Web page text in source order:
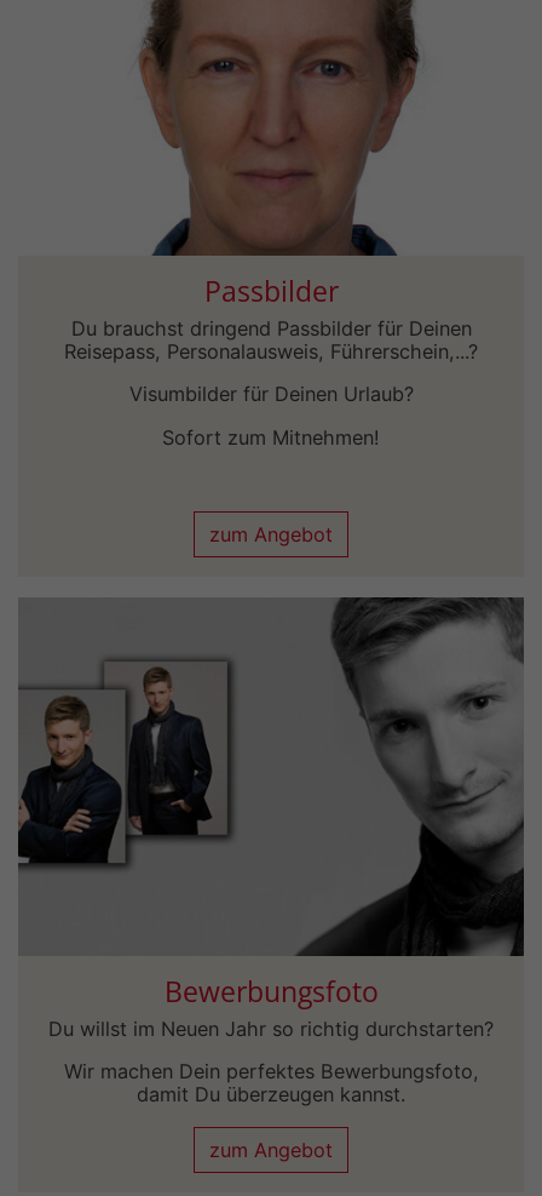
Passbilder
Du brauchst dringend Passbilder für Deinen
Reisepass, Personalausweis, Führerschein,...?
Visumbilder für Deinen Urlaub?
Sofort zum Mitnehmen!
zum Angebot
Bewerbungsfoto
Du willst im Neuen Jahr so richtig durchstarten?
Wir machen Dein perfektes Bewerbungsfoto,
damit Du überzeugen kannst.
zum Angebot